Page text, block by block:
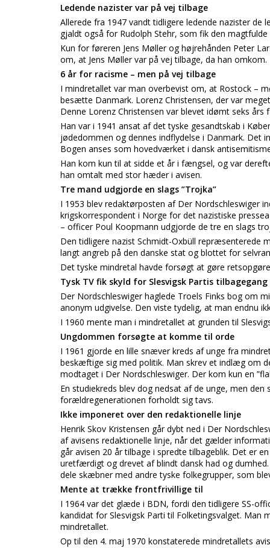
Ledende nazister var på vej tilbage
Allerede fra 1947 vandt tidligere ledende nazister de
gjaldt også for Rudolph Stehr, som fik den
Kun for føreren Jens Møller og højrehånden Peter
om, at Jens Møller var på vej tilbage, da han omkom.
6 år for racisme – men på vej tilbage
I mindretallet var man overbevist om, at Rostock –
besætte Danmark. Lorenz Christensen, der var
Denne Lorenz Christensen var blevet idømt seks
Han var i 1941 ansat af det tyske gesandtskab i
jødedommen og dennes indflydelse i Danmark. Det
Bogen anses som hovedværket i dansk
Han kom kun til at sidde et år i fængsel, og var
han omtalt med stor hæder i avisen.
Tre mand udgjorde en slags ”Trojka”
I 1953 blev redaktørposten af Der Nordschleswiger
krigskorrespondent i Norge for det nazistiske
– officer Poul Koopmann udgjorde de tre en slags
Den tidligere nazist Schmidt-Oxbüll repræsenterede
langt angreb på den danske stat og blottet for
Det tyske mindretal havde forsøgt at gøre
Tysk TV fik skyld for Slesvigsk Partis tilbagegang
Der Nordschleswiger haglede Troels Finks bog om
anonym udgivelse. Den viste tydelig, at man endnu
I 1960 mente man i mindretallet at grunden til
Ungdommen forsøgte at komme til orde
I 1961 gjorde en lille snæver kreds af unge fra
beskæftige sig med politik. Man skrev et indlæg om
modtaget i Der Nordschleswiger. Der kom kun en
En studiekreds blev dog nedsat af de unge, men
forældregenerationen forholdt sig tavs.
Ikke imponeret over den redaktionelle linje
Henrik Skov Kristensen går dybt ned i Der
af avisens redaktionelle linje, når det gælder
går avisen 20 år tilbage i spredte tilbageblik. Det er
uretfærdigt og drevet af blindt dansk had og
dele skæbner med andre tyske folkegrupper, som
Mente at trække frontfrivillige til
I 1964 var det glæde i BDN, fordi den tidligere SS-
kandidat for Slesvigsk Parti til Folketingsvalget.
mindretallet.
Op til den 4. maj 1970 konstaterede mindretallets